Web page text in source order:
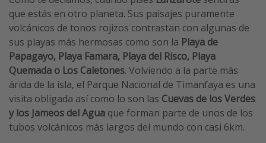
que estás en otro planeta. Sus paisajes puramente
volcánicos de tonos rojizos contrastan con algunas de
sus playas más hermosas como son la Playa de
Papagayo, Playa Famara, Playa del Risco, Playa
Quemada o Los Caletones. Volviendo a la parte más
árida de la isla, el Parque Nacional de Timanfaya es una
visita obligada así como lo son las Cuevas de los Verdes
y los Jameos del Agua que forman parte de unos de los
tubos volcánicos más largos del mundo con casi 6km.